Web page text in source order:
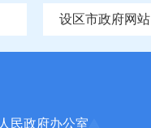
设区市政府网站
民政府办公室